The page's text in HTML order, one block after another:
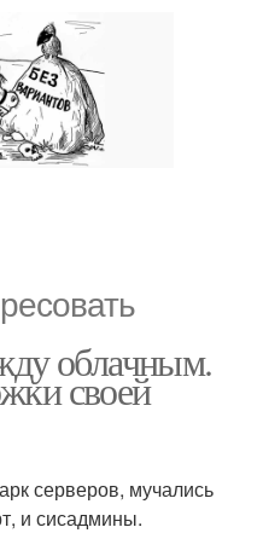
облачным.
своей
серверов, мучались
и сисадмины.